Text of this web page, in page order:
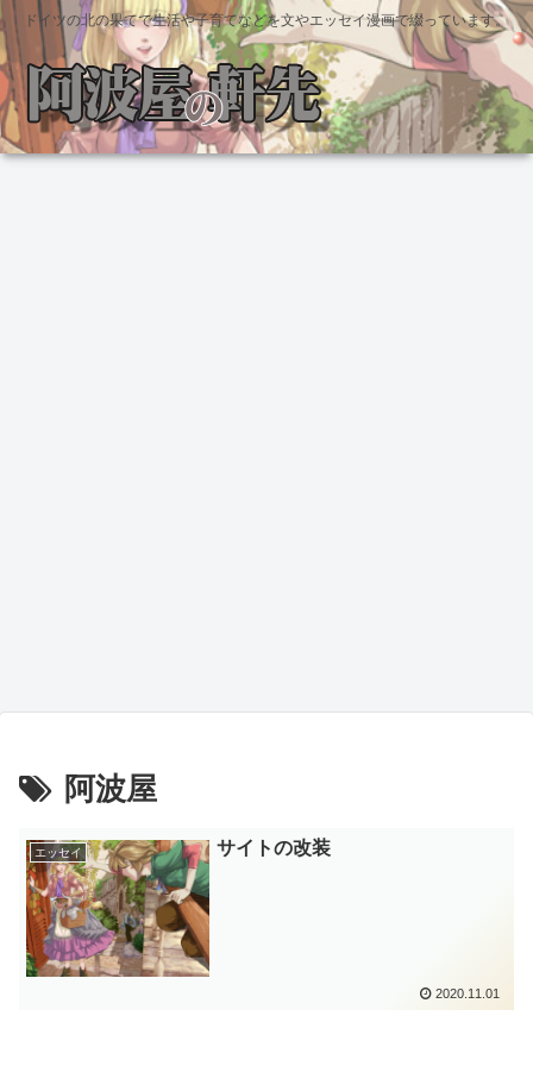
ドイツの北の果てで生活や子育てなどを文やエッセイ漫画で綴っています。
阿波屋
エッセイ サイトの改装
2020.11.01